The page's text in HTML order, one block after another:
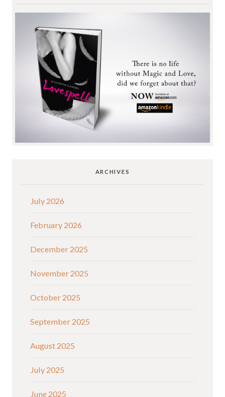
ARCHIVES
July 2026
February 2026
December 2025
November 2025
October 2025
September 2025
August 2025
July 2025
June 2025